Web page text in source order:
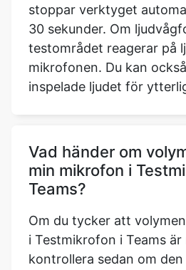
stoppar verktyget
30 sekunder. Om
testområdet reagerar på
mikrofonen. Du kan
inspelade ljudet för
Vad händer om
min mikrofon i
Teams?
Om du tycker att
i Testmikrofon i Teams
kontrollera sedan om den